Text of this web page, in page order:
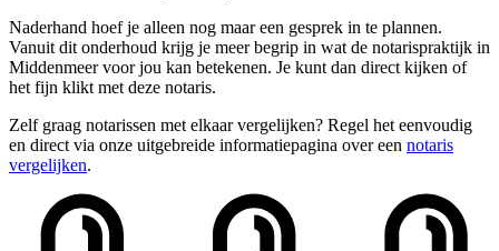
Naderhand hoef je alleen nog maar een gesprek in te plannen.
Vanuit dit onderhoud krijg je meer begrip in wat de notarispraktijk in
Middenmeer voor jou kan betekenen. Je kunt dan direct kijken of
het fijn klikt met deze notaris.
Zelf graag notarissen met elkaar vergelijken? Regel het eenvoudig
en direct via onze uitgebreide informatiepagina over een notaris
vergelijken.